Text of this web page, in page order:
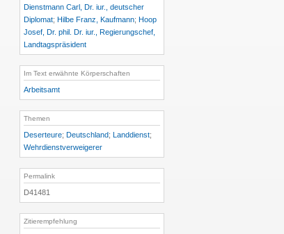
Dienstmann Carl, Dr. iur., deutscher
Diplomat; Hilbe Franz, Kaufmann; Hoop
Josef, Dr. phil. Dr. iur., Regierungschef,
Landtagspräsident
Im Text erwähnte Körperschaften
Arbeitsamt
Themen
Deserteure; Deutschland; Landdienst;
Wehrdienstverweigerer
Permalink
D41481
Zitierempfehlung